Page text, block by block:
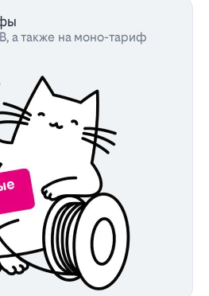
а также на моно-тариф